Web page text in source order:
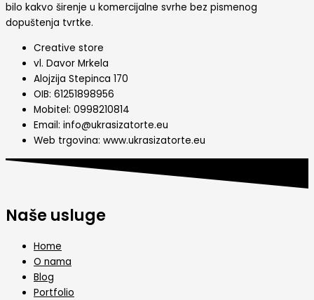
bilo kakvo širenje u komercijalne svrhe bez pismenog
dopuštenja tvrtke.
Creative store
vl. Davor Mrkela
Alojzija Stepinca 170
OIB: 61251898956
Mobitel: 0998210814
Email: info@ukrasizatorte.eu
Web trgovina: www.ukrasizatorte.eu
Naše usluge
Home
O nama
Blog
Portfolio